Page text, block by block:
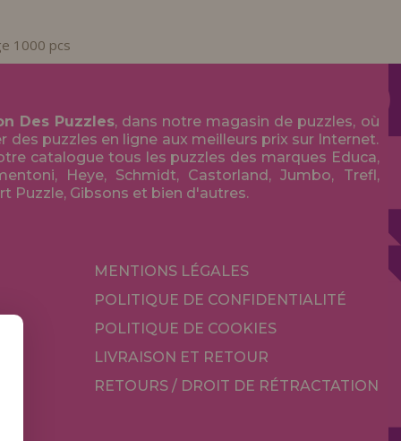
1000 pcs
Des Puzzles, dans notre magasin de puzzles, où
des puzzles en ligne aux meilleurs prix sur Internet.
catalogue tous les puzzles des marques Educa,
Heye, Schmidt, Castorland, Jumbo, Trefl,
Puzzle, Gibsons et bien d'autres.
MENTIONS LÉGALES
POLITIQUE DE CONFIDENTIALITÉ
POLITIQUE DE COOKIES
LIVRAISON ET RETOUR
RETOURS / DROIT DE RÉTRACTATION